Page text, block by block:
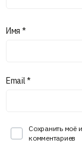
Имя *
Email*
Сохранить моё
комментариев